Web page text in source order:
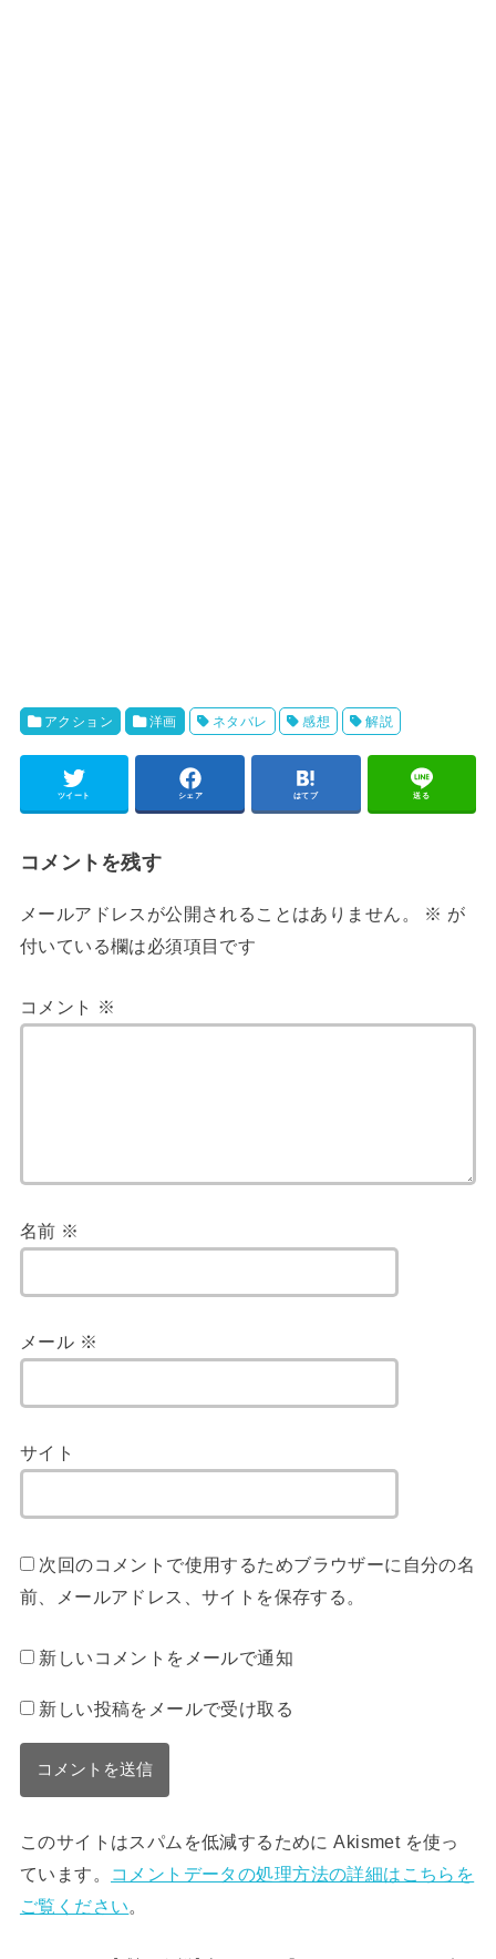
アクション 洋画 ネタバレ 感想 解説
ツイート シェア はてブ 送る
コメントを残す
メールアドレスが公開されることはありません。 ※ が
付いている欄は必須項目です
コメント ※
名前 ※
メール ※
サイト
次回のコメントで使用するためブラウザーに自分の名
前、メールアドレス、サイトを保存する。
新しいコメントをメールで通知
新しい投稿をメールで受け取る
このサイトはスパムを低減するために Akismet を使っ
ています。
コメントデータの処理方法の詳細はこちらを
ご覧ください。